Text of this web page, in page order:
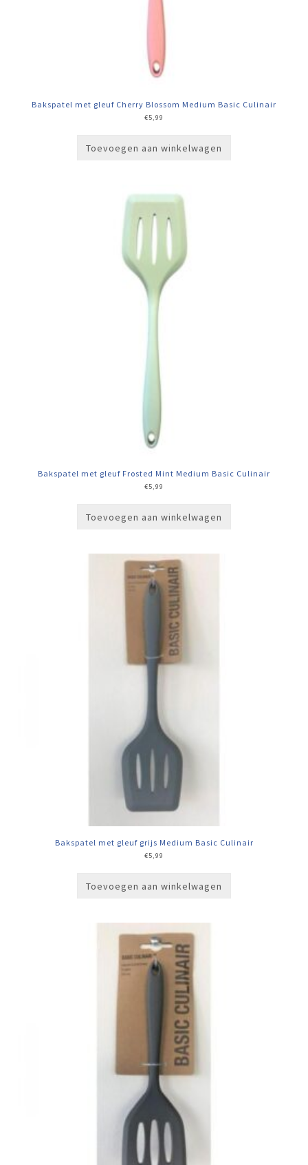
Bakspatel met gleuf Cherry Blossom Medium Basic Culinair
€5,99
Toevoegen aan winkelwagen
Bakspatel met gleuf Frosted Mint Medium Basic Culinair
€5,99
Toevoegen aan winkelwagen
Bakspatel met gleuf grijs Medium Basic Culinair
€5,99
Toevoegen aan winkelwagen